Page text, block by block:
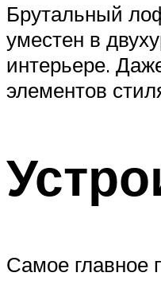
Брутальный
уместен в
интерьере.
элементов
Самое главное